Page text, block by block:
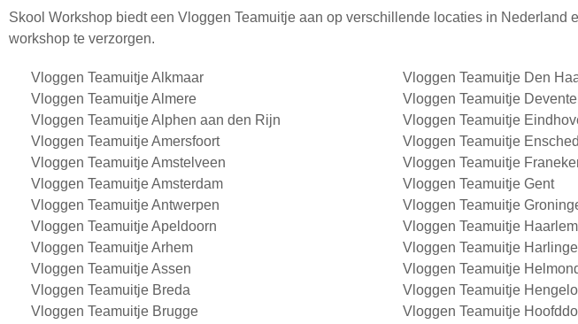
Skool Workshop biedt een Vloggen Teamuitje aan op verschillende locaties in
workshop te verzorgen.
Vloggen Teamuitje Alkmaar
Vloggen Teamuitje Almere
Vloggen Teamuitje Alphen aan den Rijn
Vloggen Teamuitje Amersfoort
Vloggen Teamuitje Amstelveen
Vloggen Teamuitje Amsterdam
Vloggen Teamuitje Antwerpen
Vloggen Teamuitje Apeldoorn
Vloggen Teamuitje Arhem
Vloggen Teamuitje Assen
Vloggen Teamuitje Breda
Vloggen Teamuitje Brugge
Vloggen Teamuitje Den
Vloggen Teamuitje
Vloggen Teamuitje
Vloggen Teamuitje
Vloggen Teamuitje
Vloggen Teamuitje Gent
Vloggen Teamuitje
Vloggen Teamuitje Haarlem
Vloggen Teamuitje
Vloggen Teamuitje
Vloggen Teamuitje Hengelo
Vloggen Teamuitje